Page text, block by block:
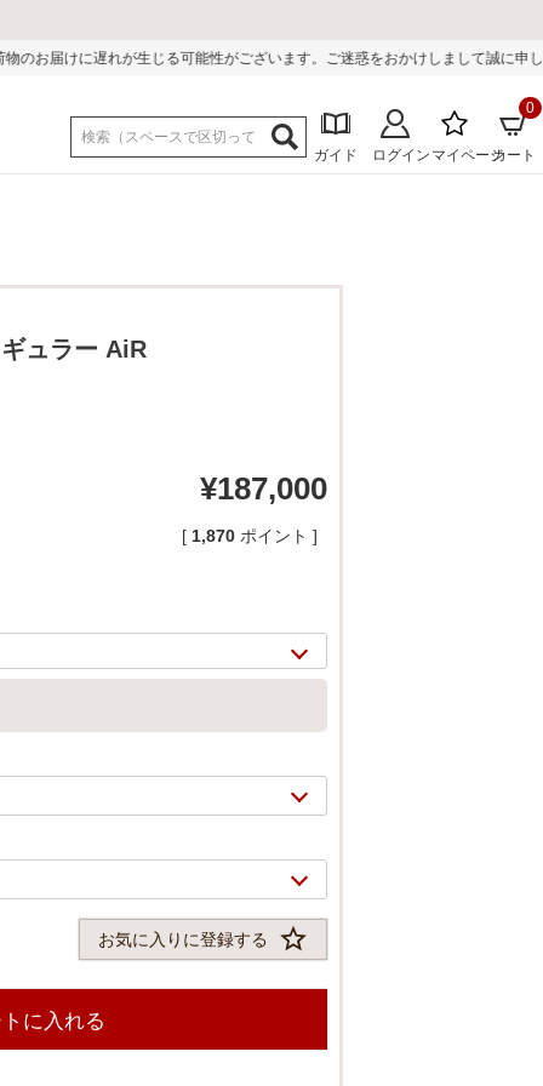
じる可能性がございます。ご迷惑をおかけしまして誠に申し訳ございません。
ガイド ログイン マイページカート
0
2/9
ュラー AiR
¥187,000
[ 1,870 ポイント ]
お気に入りに登録する
に入れる